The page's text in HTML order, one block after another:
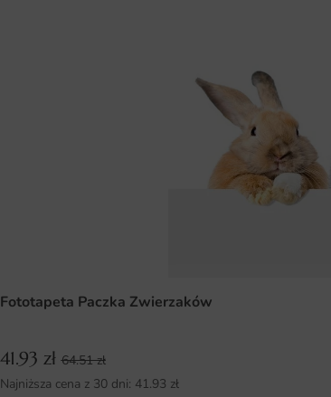
Fototapeta Paczka Zwierzaków
41.93 zł 64.51zł
Najniższa cena z 30 dni: 41.93 zł